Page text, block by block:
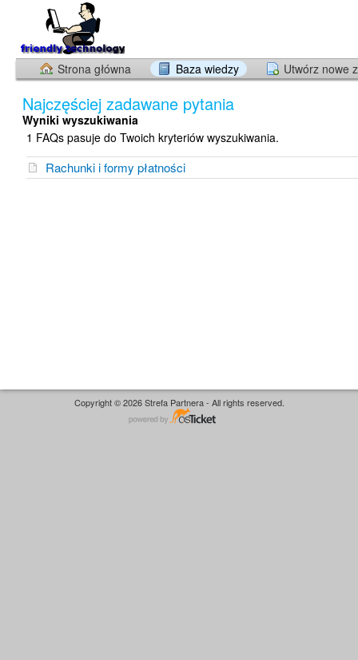
Strona główna Baza wiedzy Utwórz nowe
Najczęściej zadawane pytania
Wyniki wyszukiwania
1 FAQs pasuje do Twoich kryteriów wyszukiwania.
Rachunki i formy płatności
Copyright © 2026 Strefa Partnera - All rights reserved.